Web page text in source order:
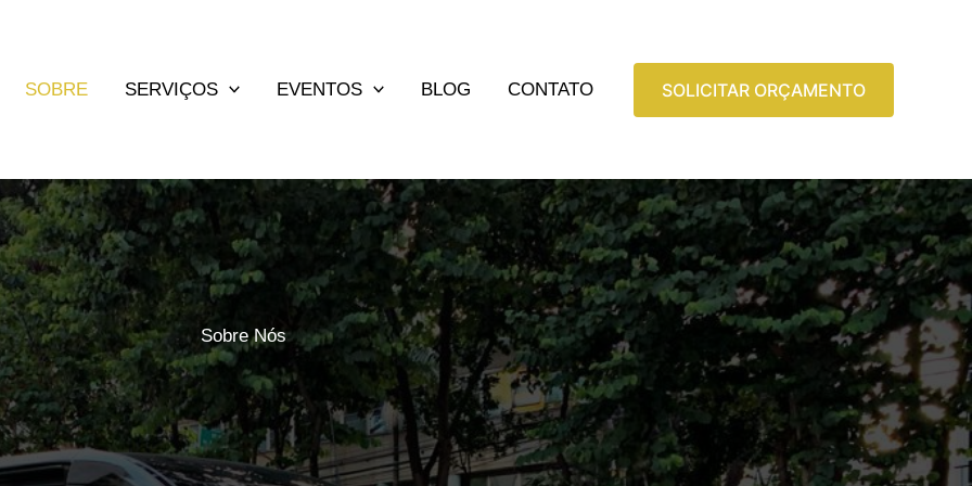
SOBRE SERVIÇOS EVENTOS BLOG CONTATO SOLICITAR ORÇAMENTO
Sobre Nós